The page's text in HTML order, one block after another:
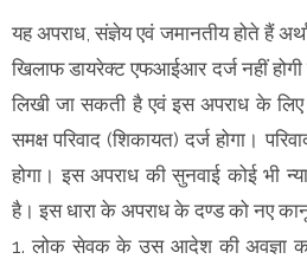
यह अपराध, संज्ञेय एवं जमानतीय होते हैं
खिलाफ डायरेक्ट एफआईआर दर्ज नहीं
लिखी जा सकती है एवं इस अपराध के
समक्ष परिवाद (शिकायत) दर्ज होगा।
होगा। इस अपराध की सुनवाई कोई भी
है। इस धारा के अपराध के दण्ड को नए
1. लोक सेवक के उस आदेश की अवज्ञा